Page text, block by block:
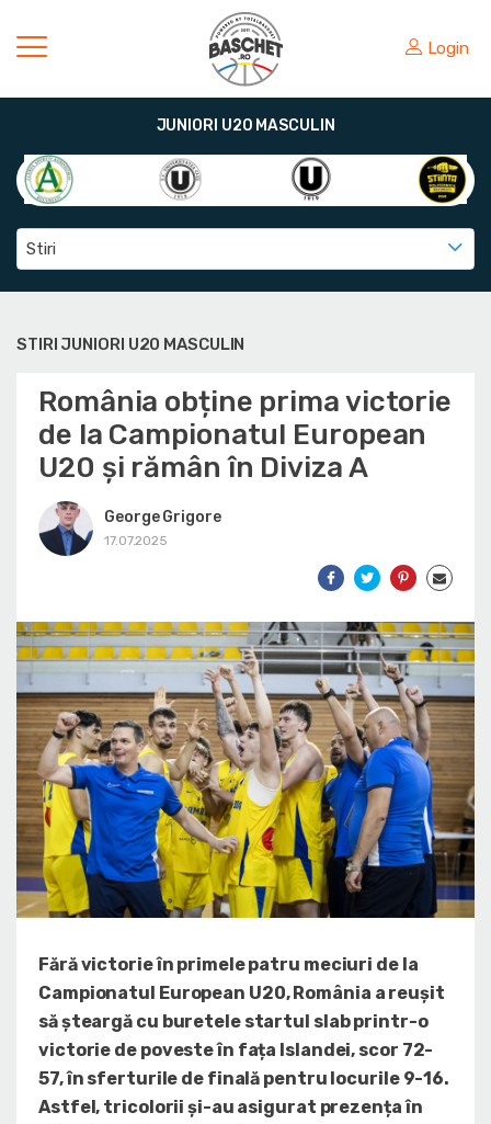
Login
JUNIORI U20 MASCULIN
Stiri
STIRI JUNIORI U20 MASCULIN
România obține prima victorie
de la Campionatul European
U20 și rămân în Diviza A
George Grigore
17.07.2025
Fără victorie în primele patru meciuri de la
Campionatul European U20, România a reușit
să șteargă cu buretele startul slab printr-o
victorie de poveste în fața Islandei, scor 72-
57, în sferturile de finală pentru locurile 9-16.
Astfel, tricolorii și-au asigurat prezența în